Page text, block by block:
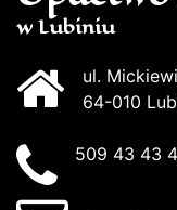
w Lubiniu
ul.
64-010
509 43 43